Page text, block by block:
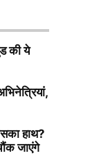
की ये
हाथ?
जाएंगे